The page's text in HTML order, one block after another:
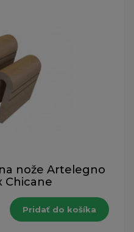
nože Artelegno
Chicane
Pridať do košíka